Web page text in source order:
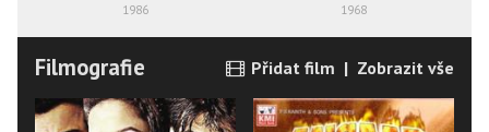
1986 1968
Filmografie Přidat film | Zobrazit vše